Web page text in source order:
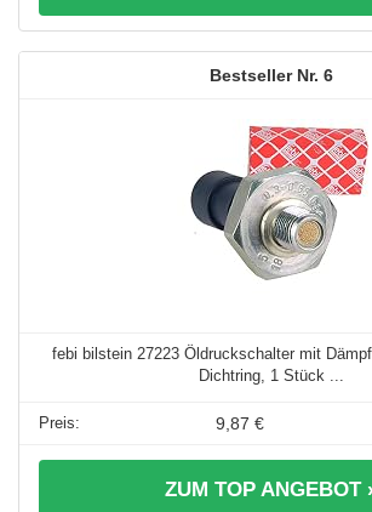
6
febi bilstein 27223 Öldruckschalter mit
Dichtring, 1 Stück ...
9,87 €
ZUM TOP ANGEBOT